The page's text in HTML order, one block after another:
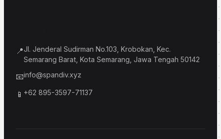
📍Jl. Jenderal Sudirman No.103, Krobokan, Kec.
Semarang Barat, Kota Semarang, Jawa Tengah 50142
📧info@spandiv.xyz
📱 +62 895-3597-71137